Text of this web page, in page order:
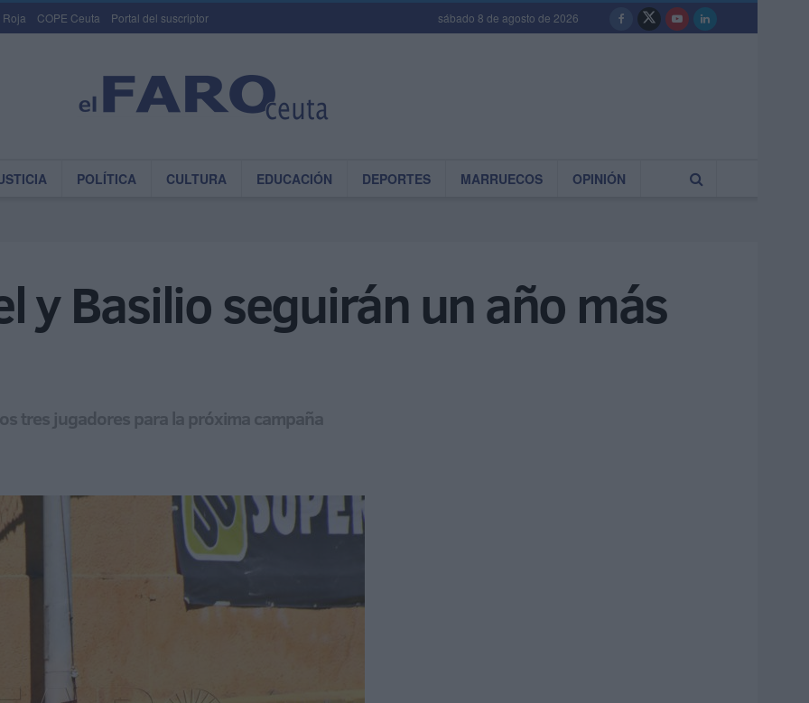
Roja COPE Ceuta Portal del suscriptor sábado 8 de agosto de 2026
POLÍTICA CULTURA EDUCACIÓN DEPORTES MARRUECOS OPINIÓN
y Basilio seguirán un año más
tres jugadores para la próxima campaña